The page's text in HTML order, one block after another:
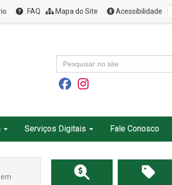
FAQ Mapa do Site Acessibilidade
Serviços Digitais Fale Conosco